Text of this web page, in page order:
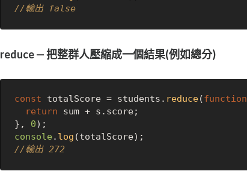
//輸出 false
reduce — 把整群人壓縮成一個結果(例如總分)
const totalScore = students. reduce(function
return sum + s. score;
}, 0
console . log
//輸出 272